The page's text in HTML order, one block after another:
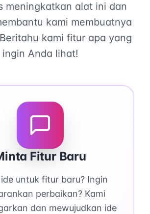
meningkatkan alat ini dan
kami membuatnya
kami fitur apa yang
ingin Anda lihat!
Fitur Baru
untuk fitur baru? Ingin
perbaikan? Kami
dan mewujudkan ide